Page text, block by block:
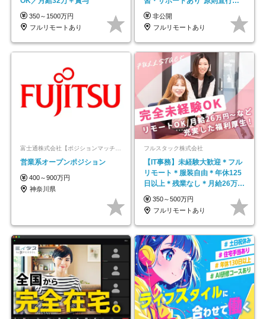
350～1500万円
フルリモートあり
帰／全国募集・業務委託
非公開
フルリモートあり
富士通株式会社【ポジションマッチ登録】
営業系オープンポジション
400～900万円
神奈川県
フルスタック株式会社
【IT事務】未経験大歓迎＊フル
リモート＊服装自由＊年休125
日以上＊残業なし＊月給26万円
以上
350～500万円
フルリモートあり